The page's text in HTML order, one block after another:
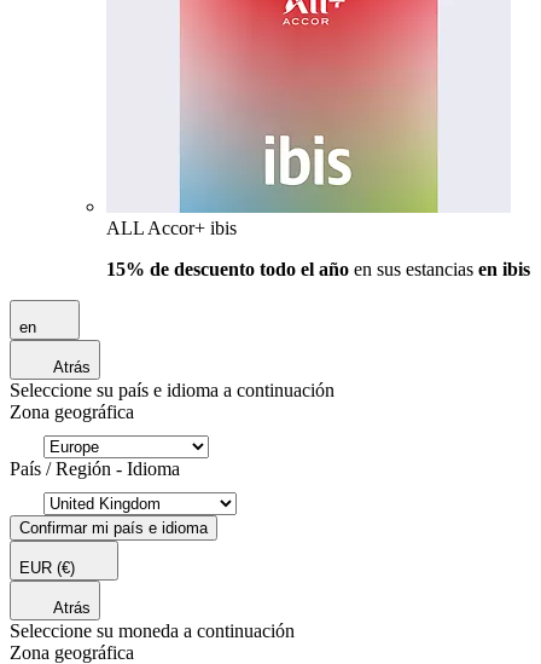
ALL Accor+ ibis
15% de descuento todo el año en sus estancias en ibis
en
Atrás
Seleccione su país e idioma a continuación
Zona geográfica
País / Región - Idioma
Confirmar mi país e idioma
EUR (€)
Atrás
Seleccione su moneda a continuación
Zona geográfica